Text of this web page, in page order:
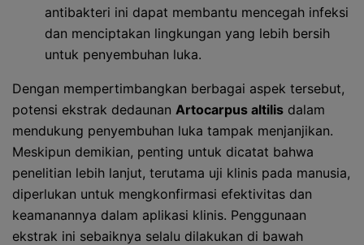
antibakteri ini dapat membantu mencegah infeksi
dan menciptakan lingkungan yang lebih bersih
untuk penyembuhan luka.
Dengan mempertimbangkan berbagai aspek tersebut,
potensi ekstrak dedaunan Artocarpus altilis dalam
mendukung penyembuhan luka tampak menjanjikan.
Meskipun demikian, penting untuk dicatat bahwa
penelitian lebih lanjut, terutama uji klinis pada manusia,
diperlukan untuk mengkonfirmasi efektivitas dan
keamanannya dalam aplikasi klinis. Penggunaan
ekstrak ini sebaiknya selalu dilakukan di bawah